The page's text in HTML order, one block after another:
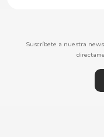
Suscríbete a nuestra